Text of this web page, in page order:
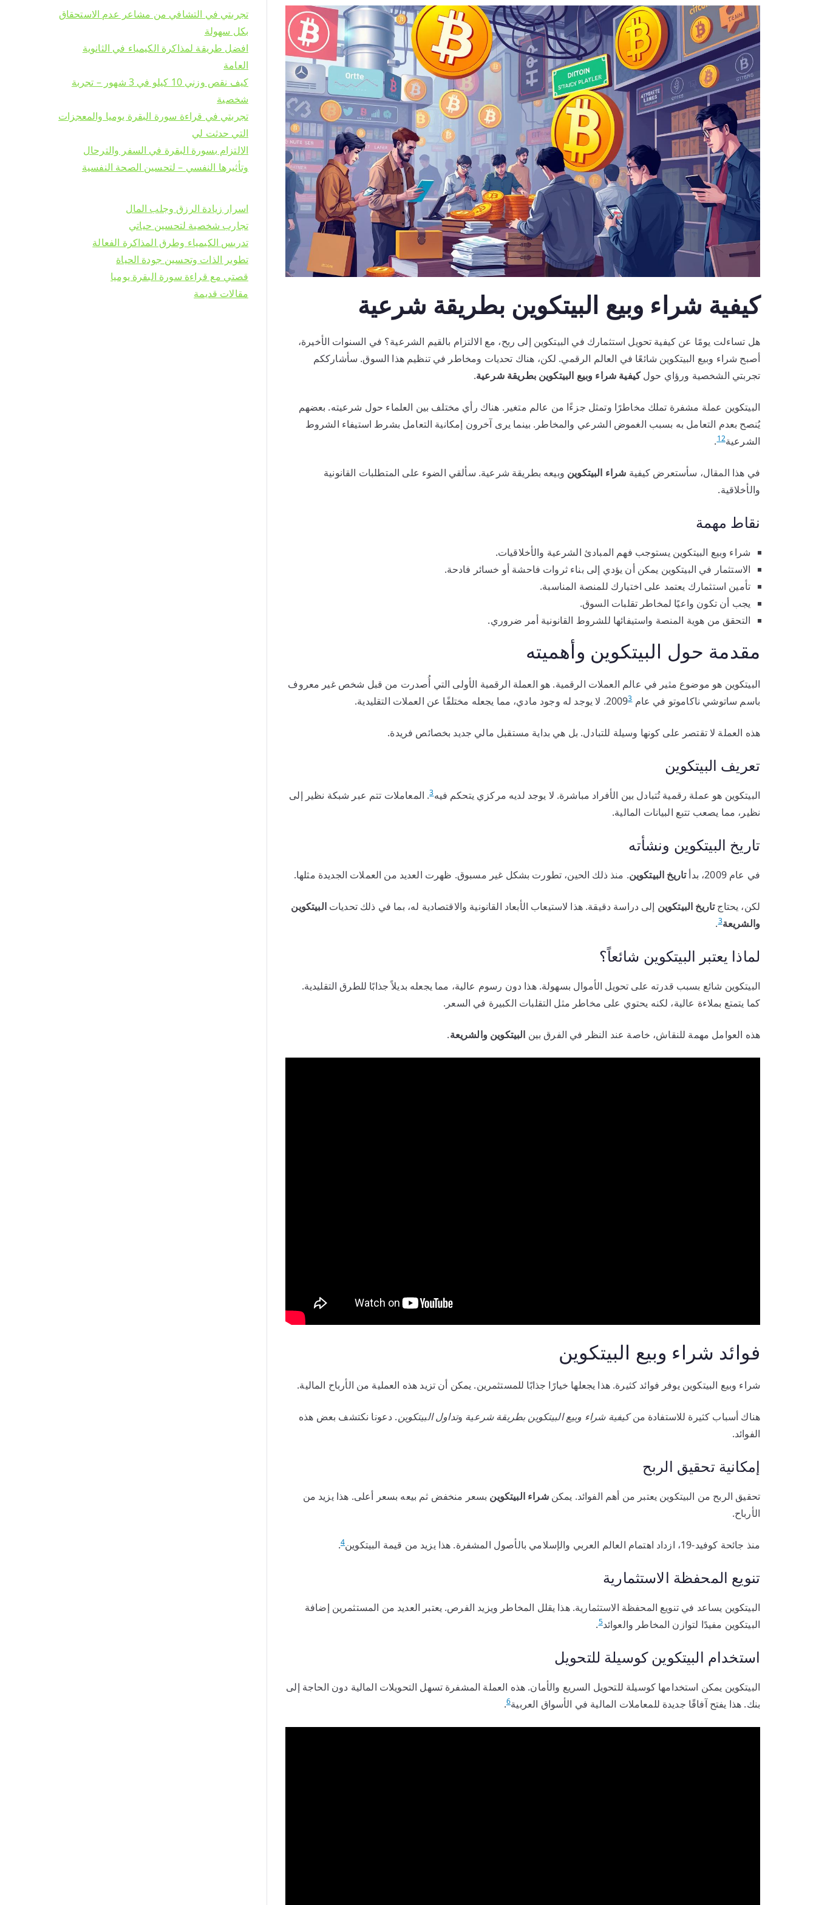
كيفية شراء وبيع البيتكوين بطريقة شرعية
هل تساءلت يومًا عن كيفية تحويل استثمارك في البيتكوين إلى ربح، مع الالتزام بالقيم الشرعية؟ في السنوات الأخيرة،
أصبح شراء وبيع البيتكوين شائعًا في العالم الرقمي. لكن، هناك تحديات ومخاطر في تنظيم هذا السوق. سأشارككم
تجربتي الشخصية ورؤاي حولكيفية شراء وبيع البيتكوين بطريقة شرعية.
البيتكوين عملة مشفرة تملك مخاطرًا وتمثل جزءًا من عالم متغير. هناك رأي مختلف بين العلماء حول شرعيته. بعضهم
يُنصح بعدم التعامل به بسبب الغموض الشرعي والمخاطر. بينما يرى آخرون إمكانية التعامل بشرط استيفاء الشروط
الشرعية 12
.
في هذا المقال، سأستعرض كيفية شراء البيتكوين وبيعه بطريقة شرعية. سألقي الضوء على المتطلبات القانونية
والأخلاقية.
نقاط مهمة
شراء وبيع البيتكوين يستوجب فهم المبادئ الشرعية والأخلاقيات.
الاستثمار في البيتكوين يمكن أن يؤدي إلى بناء ثروات فاحشة أو خسائر فادحة.
تأمين استثمارك يعتمد على اختيارك للمنصة المناسبة.
يجب أن تكون واعيًا لمخاطر تقلبات السوق.
التحقق من هوية المنصة واستيفائها للشروط القانونية أمر ضروري.
مقدمة حول البيتكوين وأهميته
البيتكوين هو موضوع مثير في عالم العملات الرقمية. هو العملة الرقمية الأولى التي أُصدرت من قبل شخص غير معروف
باسم ساتوشي ناكاموتو في عام 20093 . لا يوجد له وجود مادي، مما يجعله مختلفًا عن العملات التقليدية.
هذه العملة لا تقتصر على كونها وسيلة للتبادل. بل هي بداية مستقبل مالي جديد بخصائص فريدة.
تعريف البيتكوين
البيتكوين هو عملة رقمية تُتبادل بين الأفراد مباشرة. لا يوجد لديه مركزي يتحكم فيه3. المعاملات تتم عبر شبكة نظير إلى
نظير، مما يصعب تتبع البيانات المالية.
تاريخ البيتكوين ونشأته
في عام 2009، بدأ تاريخ البيتكوين. منذ ذلك الحين، تطورت بشكل غير مسبوق. ظهرت العديد من العملات الجديدة مثلها.
لكن، يحتاجتاريخ البيتكوين إلى دراسة دقيقة. هذا لاستيعاب الأبعاد القانونية والاقتصادية له، بما في ذلك تحدياتالبيتكوين
والشريعة3
.
لماذا يعتبر البيتكوين شائعاً؟
البيتكوين شائع بسبب قدرته على تحويل الأموال بسهولة. هذا دون رسوم عالية، مما يجعله بديلاً جذابًا للطرق التقليدية.
كما يتمتع بملاءة عالية، لكنه يحتوي على مخاطر مثل التقلبات الكبيرة في السعر.
هذه العوامل مهمة للنقاش، خاصة عند النظر في الفرق بين البيتكوين والشريعة.
فوائد شراء وبيع البيتكوين
شراء وبيع البيتكوين يوفر فوائد كثيرة. هذا يجعلها خيارًا جذابًا للمستثمرين. يمكن أن تزيد هذه العملية من الأرباح المالية.
هناك أسباب كثيرة للاستفادة منكيفية شراء وبيع البيتكوين بطريقة شرعية وتداول البيتكوين. دعونا نكتشف بعض هذه
الفوائد.
إمكانية تحقيق الربح
تحقيق الربح من البيتكوين يعتبر من أهم الفوائد. يمكنشراء البيتكوين بسعر منخفض ثم بيعه بسعر أعلى. هذا يزيد من
الأرباح.
منذ جائحة كوفيد-19، ازداد اهتمام العالم العربي والإسلامي بالأصول المشفرة. هذا يزيد من قيمة البيتكوين 4
.
تنويع المحفظة الاستثمارية
البيتكوين يساعد في تنويع المحفظة الاستثمارية. هذا يقلل المخاطر ويزيد الفرص. يعتبر العديد من المستثمرين إضافة
البيتكوين مفيدًا لتوازن المخاطر والعوائد5
.
استخدام البيتكوين كوسيلة للتحويل
البيتكوين يمكن استخدامها كوسيلة للتحويل السريع والأمان. هذه العملة المشفرة تسهل التحويلات المالية دون الحاجة إلى
بنك. هذا يفتح آفاقًا جديدة للمعاملات المالية في الأسواق العربية6
.
تجربتي في التشافي من مشاعر عدم الاستحقاق
بكل سهولة
افضل طريقة لمذاكرة الكيمياء في الثانوية
العامة
كيف نقص وزني 10 كيلو في 3 شهور – تجربة
شخصية
تجربتي في قراءة سورة البقرة يوميا والمعجزات
التي حدثت لي
الالتزام بسورة البقرة في السفر والترحال
وتأثيرها النفسي – لتحسين الصحة النفسية
اسرار زيادة الرزق وجلب المال
تجارب شخصية لتحسين حياتي
تدريس الكيمياء وطرق المذاكرة الفعالة
تطوير الذات وتحسين جودة الحياة
قصتي مع قراءة سورة البقرة يوميا
مقالات قديمة